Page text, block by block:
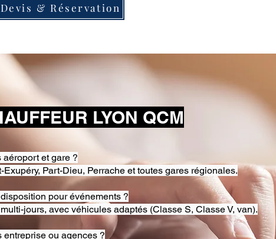
Devis & Réservation
LYON QCM
aéroport et gare ?
Part-Dieu, Perrache et toutes gares régionales.
pour événements ?
jours, avec véhicules adaptés (Classe S, Classe V, van).
entreprise ou agences ?